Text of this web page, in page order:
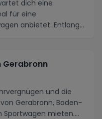
dich eine
für eine
anbietet. Entlang
Gerabronn
und die
Gerabronn, Baden-
Sportwagen mieten.